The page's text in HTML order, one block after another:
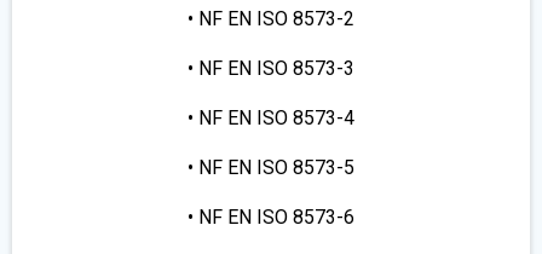
• NF EN ISO 8573-2
• NF EN ISO 8573-3
• NF EN ISO 8573-4
• NF EN ISO 8573-5
• NF EN ISO 8573-6